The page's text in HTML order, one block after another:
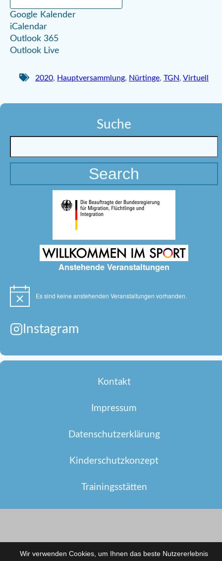
Google Kalender
iCalendar
Outlook 365
Outlook Live
2020, Hauptversammlung, Nürtinge, TGN, Virtuell
Suche
Anstehende Veranstaltungen
Hinweis Es sind keine anstehenden Veranstaltungen vorhanden.
Instagram
Kontakt
Impressum
Datenschutzerklärung
Kinderschutzkonzept
Trainingsstätten
Wir verwenden Cookies, um Ihnen das beste Nutzererlebnis